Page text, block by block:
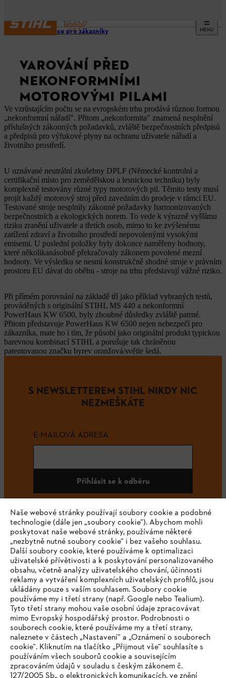
MENU
Informace pro zákazníky
VAROVÁNÍ PŘED
NEKONFORMNÍMI
MOTOROVÝMI PILAMI
Ve vzrůstajícím počtu se na evropském trhu prodává různou formou
„nekonformní nářadí". Přitom „nekonformita" znamená nesplnění
příslušných zákonných požadavků, zvláště bezpečnostních předpisů
a předpisů pro výfukové plyny na ochranu uživatele nářadí a
životního prostředí.
U uznávané neutrální zkušebny DPLF (Německé kontrolní a
certifikační místo pro zemědělskou a lesnickou techniku) byly
komplexně testovány různé typy motorových pil. Těmito testy musí
projít každý motorový stroj před zavedním do prodeje v rámci EU.
Testované stroje nesplnily zákonné požadavky harmonizovaných
bezpečnostních a ekologických norem. To vede k výrazně vyššímu
riziku zranění uživatele a třetích osob, mimo to ke zvýšenému
zatížení zdraví a životního prostředí nepovolenými vysokými
emisemi. U poslední položky byly dokonce naměřeny hodnoty,
které několikanásobně překračovaly zákonem povolené mezní
hodnoty. Ve výsledku se nesmí konstrukčně shodné stroje v právním
prostoru EU dávat do oběhu - stroje na trhu představují vážné riziko.
Při přímém porovnání na základě tří jako příklad vybraných testů,
prováděných s originální STIHL MS 440 a nekonformní
PowerHaus KW 6500, byly zhoubné důsledky zvláště patrné.
Přitom představuje PowerHaus KW 6500 nejen nebezpečí pro
zákazníka, mate ho i tím, že působí jako originální produkt typickou
barevnou kombinací STIHL a porušuje tak chráněnou
patentovanou značku byrev oranžová/světle šedá.
S NEWSLETTEREM STIHL NIKDY NIC
NEZMEŠKÁTE
E-MAILOVÁ ADRESA
Přihlásit se k odběru
#STIHL
Společnost
STIHL FAQ
Naše webové stránky používají soubory cookie a podobné
technologie (dále jen „soubory cookie“). Abychom mohli
poskytovat naše webové stránky, používáme některé
„nezbytně nutné soubory cookie“ i bez vašeho souhlasu.
Další soubory cookie, které používáme k optimalizaci
uživatelské přívětivosti a k poskytování personalizovaného
obsahu, včetně analýzy uživatelského chování, účinnosti
reklamy a vytváření komplexních uživatelských profilů, jsou
ukládány pouze s vaším souhlasem. Soubory cookie
používáme my i třetí strany (např. Google nebo Tealium).
Tyto třetí strany mohou vaše osobní údaje zpracovávat
mimo Evropský hospodářský prostor. Podrobnosti o
souborech cookie, které používáme my a třetí strany,
naleznete v částech „Nastavení“ a „Oznámení o souborech
cookie“. Kliknutím na tlačítko „Přijmout vše“ souhlasíte s
používáním všech souborů cookie a souvisejícím
zpracováním údajů v souladu s českým zákonem č.